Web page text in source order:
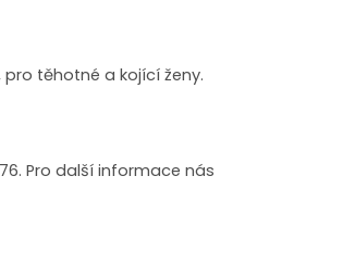
těhotné a kojící ženy.
Pro další informace nás